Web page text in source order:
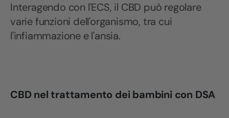
Interagendo con l'ECS, il CBD può regolare
varie funzioni dell'organismo, tra cui
l'infiammazione e l'ansia.
CBD nel trattamento dei bambini con DSA